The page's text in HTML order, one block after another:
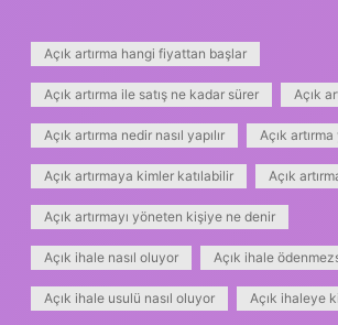
Açık artırma hangi fiyattan başlar
Açık artırma ile satış ne kadar sürer Açık
Açık artırma nedir nasıl yapılır Açık artırma
Açık artırmaya kimler katılabilir Açık
Açık artırmayı yöneten kişiye ne denir
Açık ihale nasıl oluyor Açık ihale
Açık ihale usulü nasıl oluyor Açık ihaleye